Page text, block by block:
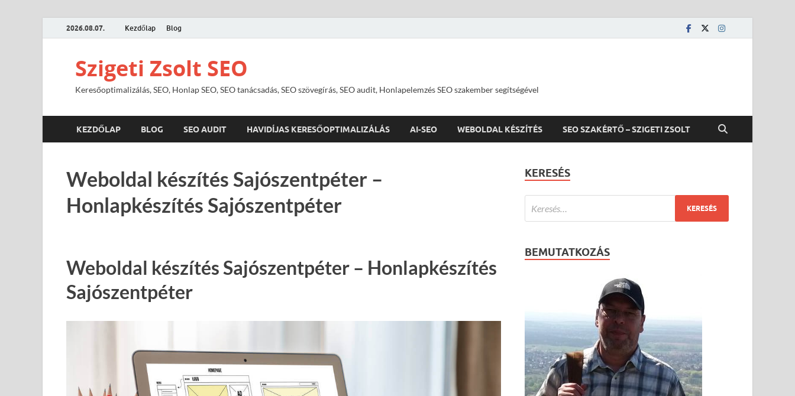
2026.08.07. Kezdőlap Blog
Szigeti Zsolt SEO
Keresőoptimalizálás, SEO, Honlap SEO, SEO tanácsadás, SEO szövegírás, SEO audit, Honlapelemzés SEO szakember segítségével
KEZDŐLAP BLOG SEO AUDIT HAVIDÍJAS KERESŐOPTIMALIZÁLÁS AI-SEO WEBOLDAL KÉSZÍTÉS SEO SZAKÉRTŐ – SZIGETI ZSOLT
Weboldal készítés Sajószentpéter –
Honlapkészítés Sajószentpéter
Weboldal készítés Sajószentpéter – Honlapkészítés
Sajószentpéter
KERESÉS
BEMUTATKOZÁS